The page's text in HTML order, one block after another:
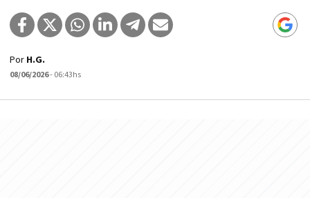
Por H.G.
08/06/2026- 06:43hs